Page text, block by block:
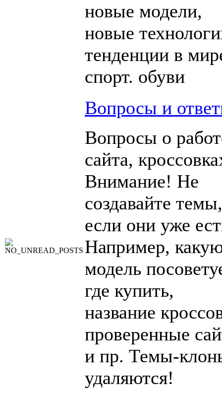
новые модели,
новые
тенденции в
спорт. обуви
Вопросы и
Вопросы о
сайта,
Внимание! Не
создавайте темы,
если они уже
Например,
модель
где купить,
название
проверенные
и пр. Темы-
удаляются!